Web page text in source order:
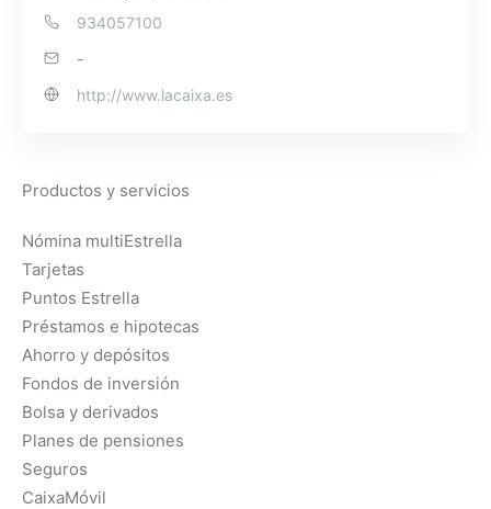
934057100
-
http://www.lacaixa.es
Productos y servicios
Nómina multiEstrella
Tarjetas
Puntos Estrella
Préstamos e hipotecas
Ahorro y depósitos
Fondos de inversión
Bolsa y derivados
Planes de pensiones
Seguros
CaixaMóvil